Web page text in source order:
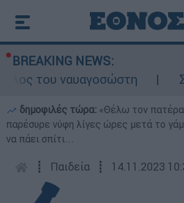
BREAKING NEWS:
του ναυαγοσώστη
δημοφιλές τώρα: «Θέλω τον
παρέσυρε νύφη λίγες ώρες μετά το
να πάει σπίτι...
┋ Παιδεία ┋ 14.11.2023